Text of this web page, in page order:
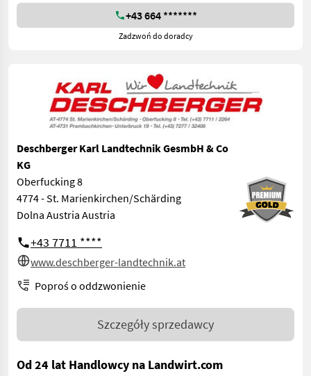
+43 664 *******
Zadzwoń do doradcy
Deschberger Karl Landtechnik GesmbH & Co
KG
Oberfucking 8
4774 - St. Marienkirchen/Schärding
Dolna Austria Austria
+43 7711 ****
www.deschberger-landtechnik.at
Poproś o oddzwonienie
Szczegóły sprzedawcy
Od 24 lat Handlowcy na Landwirt.com